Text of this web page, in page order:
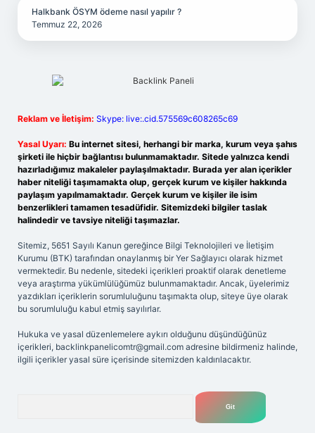
Halkbank ÖSYM ödeme nasıl yapılır ?
Temmuz 22, 2026
Reklam ve İletişim: Skype: live:.cid.575569c608265c69
Yasal Uyarı: Bu internet sitesi, herhangi bir marka, kurum veya şahıs
şirketi ile hiçbir bağlantısı bulunmamaktadır. Sitede yalnızca kendi
hazırladığımız makaleler paylaşılmaktadır. Burada yer alan içerikler
haber niteliği taşımamakta olup, gerçek kurum ve kişiler hakkında
paylaşım yapılmamaktadır. Gerçek kurum ve kişiler ile isim
benzerlikleri tamamen tesadüfidir. Sitemizdeki bilgiler taslak
halindedir ve tavsiye niteliği taşımazlar.
Sitemiz, 5651 Sayılı Kanun gereğince Bilgi Teknolojileri ve İletişim
Kurumu (BTK) tarafından onaylanmış bir Yer Sağlayıcı olarak hizmet
vermektedir. Bu nedenle, sitedeki içerikleri proaktif olarak denetleme
veya araştırma yükümlülüğümüz bulunmamaktadır. Ancak, üyelerimiz
yazdıkları içeriklerin sorumluluğunu taşımakta olup, siteye üye olarak
bu sorumluluğu kabul etmiş sayılırlar.
Hukuka ve yasal düzenlemelere aykırı olduğunu düşündüğünüz
içerikleri, backlinkpanelicomtr@gmail.com adresine bildirmeniz halinde,
ilgili içerikler yasal süre içerisinde sitemizden kaldırılacaktır.